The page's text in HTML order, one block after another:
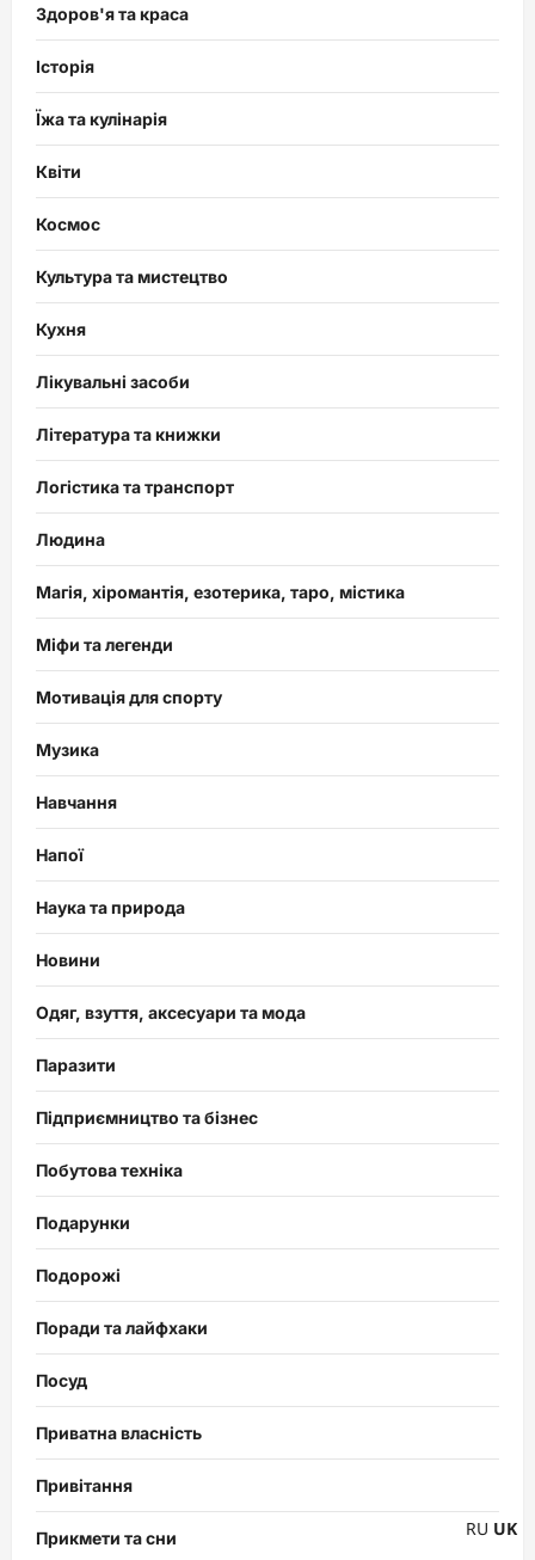
Здоров'я та краса
Історія
Їжа та кулінарія
Квіти
Космос
Культура та мистецтво
Кухня
Лікувальні засоби
Література та книжки
Логістика та транспорт
Людина
Магія, хіромантія, езотерика, таро, містика
Міфи та легенди
Мотивація для спорту
Музика
Навчання
Напої
Наука та природа
Новини
Одяг, взуття, аксесуари та мода
Паразити
Підприємництво та бізнес
Побутова техніка
Подарунки
Подорожі
Поради та лайфхаки
Посуд
Приватна власність
Привітання
Прикмети та сни RU UK